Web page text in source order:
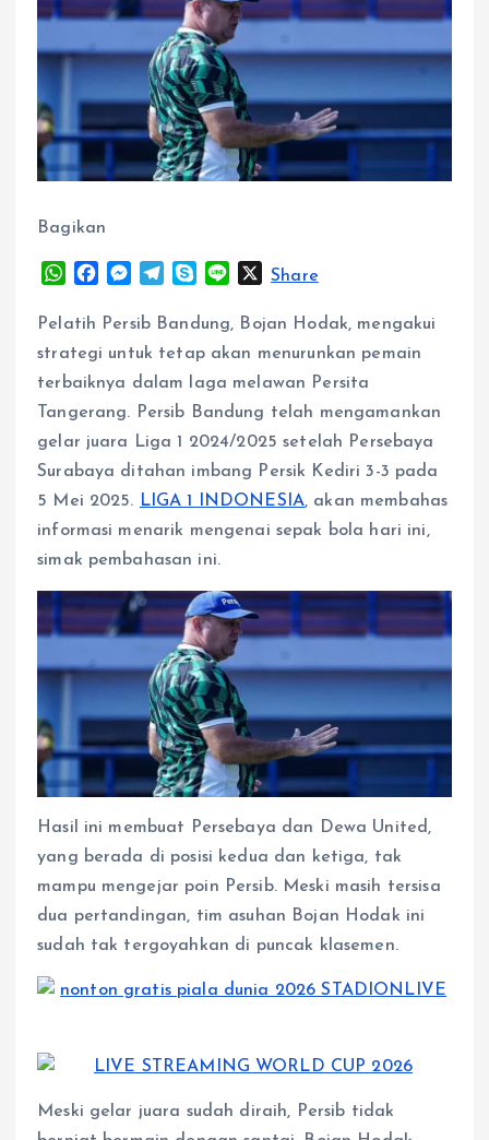
Bagikan
W
a
t
A
p
p
c
e
o
o
k
M
s
s
n
g
e
r
T
l
r
a
m
y
XShare
Pelatih Persib Bandung, Bojan Hodak, mengakui
strategi untuk tetap akan menurunkan pemain
terbaiknya dalam laga melawan Persita
Tangerang. Persib Bandung telah mengamankan
gelar juara Liga 1 2024/2025 setelah Persebaya
Surabaya ditahan imbang Persik Kediri 3-3 pada
5 Mei 2025. LIGA 1 INDONESIA, akan membahas
informasi menarik mengenai sepak bola hari ini,
simak pembahasan ini.
Hasil ini membuat Persebaya dan Dewa United,
yang berada di posisi kedua dan ketiga, tak
mampu mengejar poin Persib. Meski masih tersisa
dua pertandingan, tim asuhan Bojan Hodak ini
sudah tak tergoyahkan di puncak klasemen.
Meski gelar juara sudah diraih, Persib tidak